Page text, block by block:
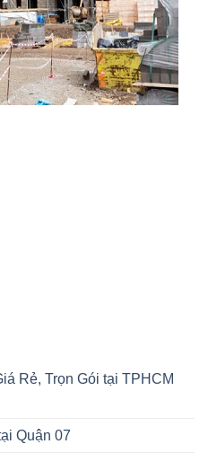
Rẻ, Trọn Gói tại TPHCM
Quận 07